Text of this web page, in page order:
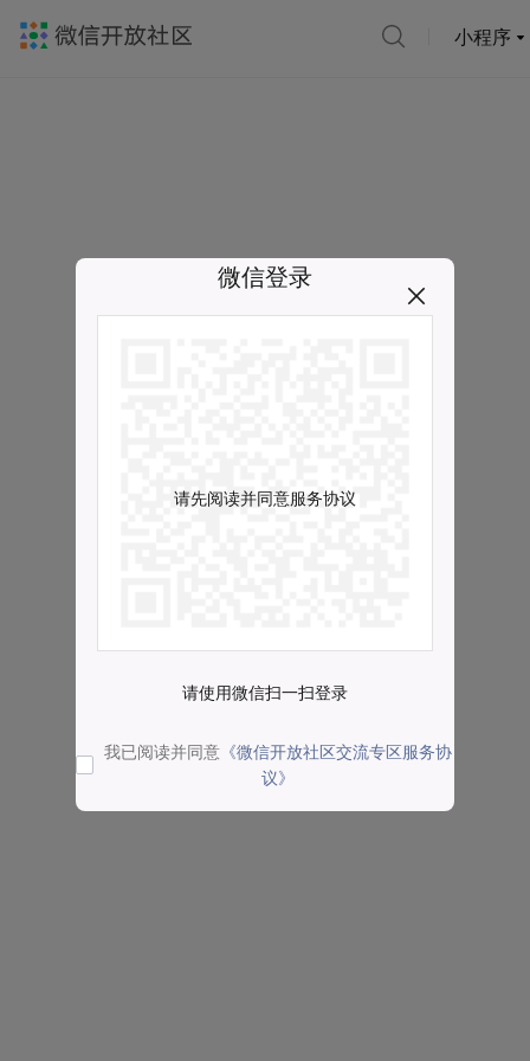
小程序
微信登录
请先阅读并同意服务协议
请使用微信扫一扫登录
我已阅读并同意 《微信开放社区交流专区服务协
议》